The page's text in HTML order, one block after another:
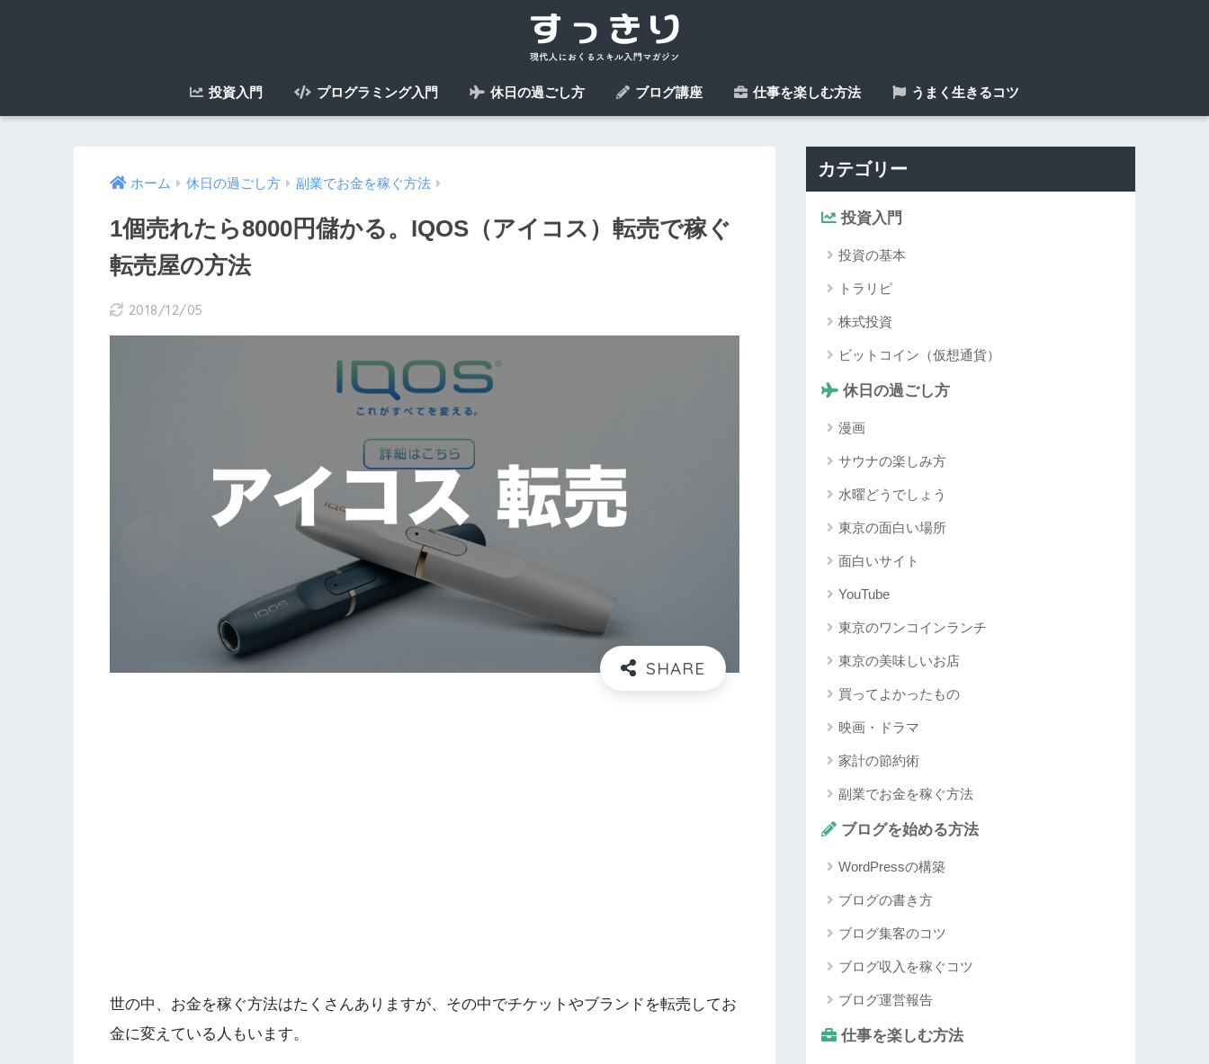
投資入門 プログラミング入門 休日の過ごし方 ブログ講座 仕事を楽しむ方法 うまく生きるコツ
ホーム 休日の過ごし方 副業でお金を稼ぐ方法
1個売れたら8000円儲かる。IQOS（アイコス）転売で稼ぐ
転売屋の方法
2018/12/05
世の中、お金を稼ぐ方法はたくさんありますが、その中でチケットやブランドを転売してお
金に変えている人もいます。
カテゴリー
投資入門
投資の基本
トラリピ
株式投資
ビットコイン（仮想通貨）
休日の過ごし方
漫画
サウナの楽しみ方
水曜どうでしょう
東京の面白い場所
面白いサイト
YouTube
東京のワンコインランチ
東京の美味しいお店
買ってよかったもの
映画・ドラマ
家計の節約術
副業でお金を稼ぐ方法
ブログを始める方法
WordPressの構築
ブログの書き方
ブログ集客のコツ
ブログ収入を稼ぐコツ
ブログ運営報告
仕事を楽しむ方法